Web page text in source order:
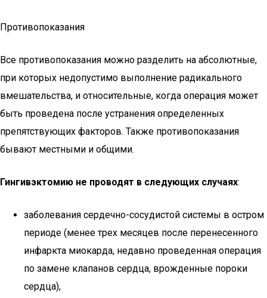
Противопоказания
Все противопоказания можно разделить на абсолютные,
при которых недопустимо выполнение радикального
вмешательства, и относительные, когда операция может
быть проведена после устранения определенных
препятствующих факторов. Также противопоказания
бывают местными и общими.
Гингивэктомию не проводят в следующих случаях:
заболевания сердечно-сосудистой системы в остром
периоде (менее трех месяцев после перенесенного
инфаркта миокарда, недавно проведенная операция
по замене клапанов сердца, врожденные пороки
сердца),